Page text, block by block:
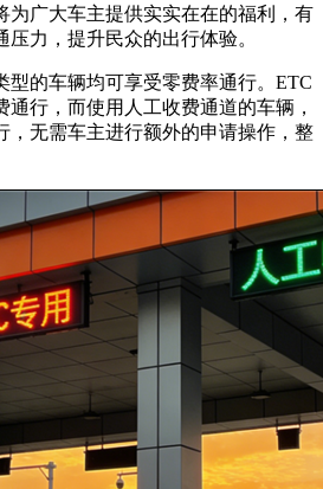
为广大车主提供实实在在的福利，有
力，提升民众的出行体验。
型的车辆均可享受零费率通行。ETC
行，而使用人工收费通道的车辆，
，无需车主进行额外的申请操作，整